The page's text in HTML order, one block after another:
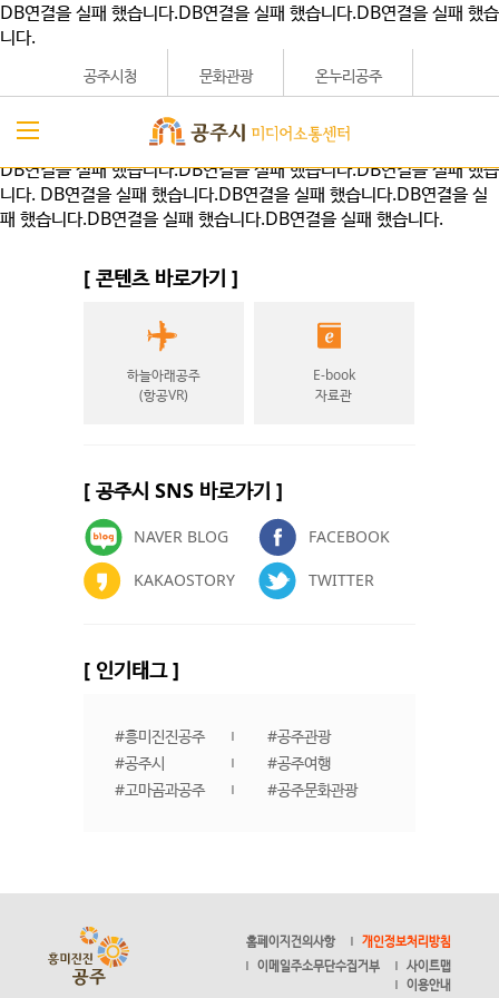
DB연결을 실패 했습니다.DB연결을 실패 했습니다.DB연결을 실패 했습
니다.
공주시청 문화관광 온누리공주
DB연결을 실패 했습니다.DB연결을 실패 했습니다.DB연결을 실패 했습
니다. DB연결을 실패 했습니다.DB연결을 실패 했습니다.DB연결을 실
패 했습니다.DB연결을 실패 했습니다.DB연결을 실패 했습니다.
[ 콘텐츠 바로가기 ]
하늘아래공주
(항공VR)
E-book
자료관
[ 공주시 SNS 바로가기 ]
NAVER BLOG FACEBOOK
KAKAOSTORY TWITTER
[ 인기태그 ]
#흥미진진공주
#공주관광
#공주시
#공주여행
#고마곰과공주
#공주문화관광
홈페이지건의사항
개인정보처리방침
이메일주소무단수집거부
사이트맵
이용안내